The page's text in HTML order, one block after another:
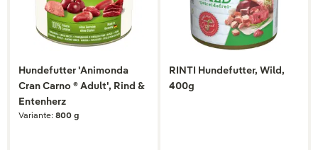
Hundefutter 'Animonda
Cran Carno ® Adult', Rind &
Entenherz
Variante: 800 g
RINTI Hundefutter, Wild,
400g